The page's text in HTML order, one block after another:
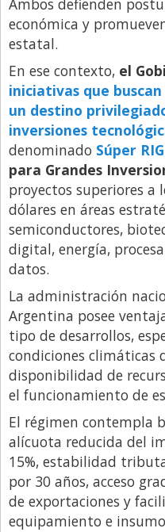
Ambos defienden
económica y
estatal.
En ese contexto, el
iniciativas que
un destino
inversiones
denominado Súper
para Grandes
proyectos superiores a
dólares en áreas
semiconductores,
digital, energía,
datos.
La administración
Argentina posee
tipo de desarrollos,
condiciones climáticas
disponibilidad de
el funcionamiento de
El régimen contempla
alícuota reducida del
15%, estabilidad
por 30 años, acceso
de exportaciones y
equipamiento e